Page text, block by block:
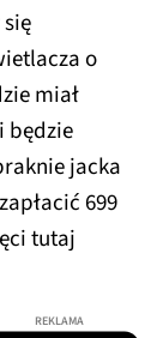
o
miał
będzie
jacka
699
tutaj
REKLAMA